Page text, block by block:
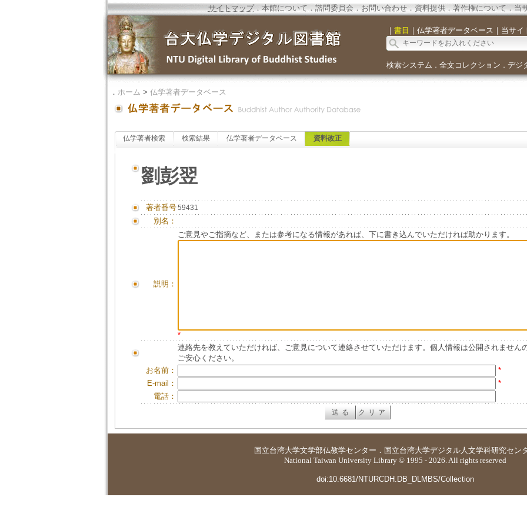
サイトマップ．本館について．諮問委員会． お問い合わせ． 資料提供．著作権について．当
｜ 書目 ｜ 仏学著者データベース ｜ 当サイ
検索システム ． 全文コレクション ． デジ
． ホーム > 仏学著者データベース
仏学著者検索 検索結果 仏学著者データベース 資料改正
劉彭翌
著者番号59431
別名：
説明：
ご意見やご指摘など、または参考になる情報があれば、下に書き込んでいただければ助かります。
*
連絡先を教えていただければ、ご意見について連絡させていただけます。個人情報は公開されません
ご安心ください。
お名前：
*
E-mail：
*
電話：
国立台湾大学文学部仏教学センター ． 国立台湾大学デジタル人文学科研究セン
National Taiwan University Library © 1995 - 2026. All rights reserved
doi:10.6681/NTURCDH.DB_DLMBS/Collection